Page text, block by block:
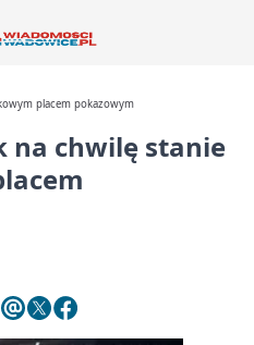
placem pokazowym
na chwilę stanie